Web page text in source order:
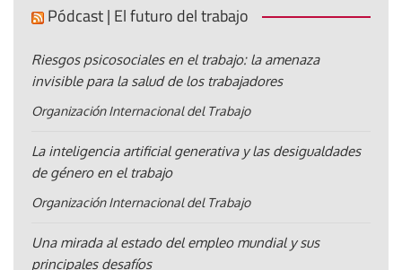
Pódcast | El futuro del trabajo
Riesgos psicosociales en el trabajo: la amenaza
invisible para la salud de los trabajadores
Organización Internacional del Trabajo
La inteligencia artificial generativa y las desigualdades
de género en el trabajo
Organización Internacional del Trabajo
Una mirada al estado del empleo mundial y sus
principales desafíos